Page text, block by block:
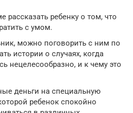
рассказать ребенку о том, что
с умом.
можно поговорить с ним по
истории о случаях, когда
нецелесообразно, и к чему это
деньги на специальную
ребенок спокойно